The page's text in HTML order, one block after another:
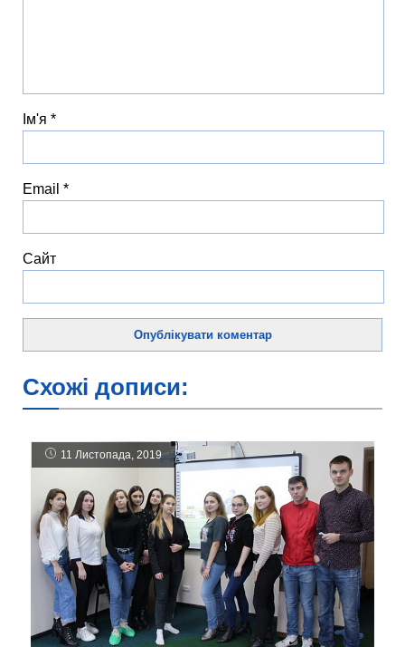
Ім'я *
Email *
Сайт
Схожі дописи:
11 Листопада, 2019